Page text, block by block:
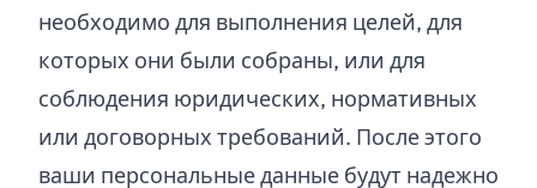
необходимо для выполнения целей, для
которых они были собраны, или для
соблюдения юридических, нормативных
или договорных требований. После этого
ваши персональные данные будут надежно